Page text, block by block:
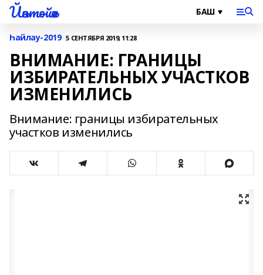
Йәнтөйәк
Һайлау-2019 5 СЕНТЯБРЯ 2019, 11:28
ВНИМАНИЕ: ГРАНИЦЫ
ИЗБИРАТЕЛЬНЫХ УЧАСТКОВ
ИЗМЕНИЛИСЬ
Внимание: границы избирательных
участков изменились